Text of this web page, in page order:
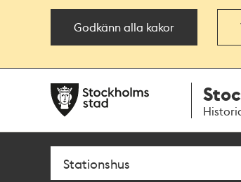
Godkänn alla kakor
navigationen
huvudinnehållet
Sök